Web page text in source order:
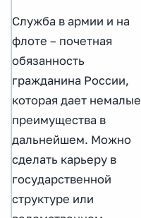
Служба в армии и на
флоте – почетная
обязанность
гражданина России,
которая дает немалые
преимущества в
дальнейшем. Можно
сделать карьеру в
государственной
структуре или